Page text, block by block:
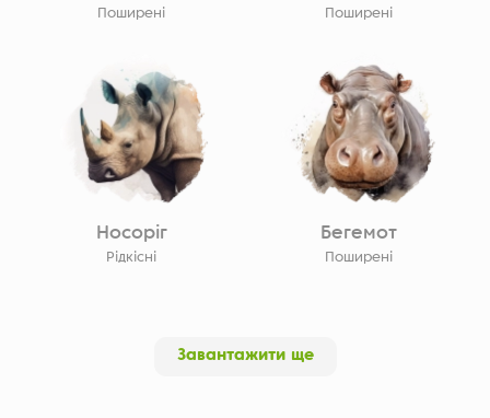
Поширені Поширені
Носоріг
Рідкісні
Бегемот
Поширені
Завантажити ще